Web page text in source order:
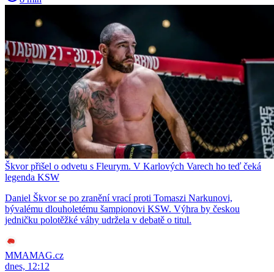
Škvor přišel o odvetu s Fleurym. V Karlových Varech ho teď čeká
legenda KSW
Daniel Škvor se po zranění vrací proti Tomaszi Narkunovi,
bývalému dlouholetému šampionovi KSW. Výhra by českou
jedničku polotěžké váhy udržela v debatě o titul.
MMAMAG.cz
dnes, 12:12